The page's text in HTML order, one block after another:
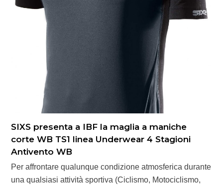
SIXS presenta a IBF la maglia a maniche
corte WB TS1 linea Underwear 4 Stagioni
Antivento WB
Per affrontare qualunque condizione atmosferica durante
una qualsiasi attività sportiva (Ciclismo, Motociclismo,